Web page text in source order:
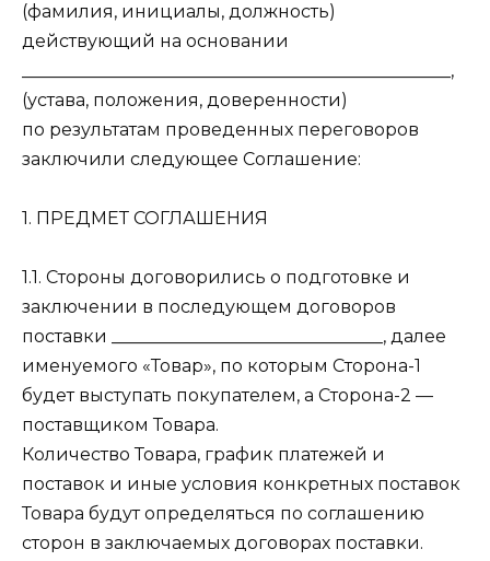
(фамилия, инициалы, должность)
действующий на основании
_________________________________________________,
(устава, положения, доверенности)
по результатам проведенных переговоров
заключили следующее Соглашение:
1. ПРЕДМЕТ СОГЛАШЕНИЯ
1.1. Стороны договорились о подготовке и
заключении в последующем договоров
поставки _______________________________, далее
именуемого «Товар», по которым Сторона-1
будет выступать покупателем, а Сторона-2 —
поставщиком Товара.
Количество Товара, график платежей и
поставок и иные условия конкретных поставок
Товара будут определяться по соглашению
сторон в заключаемых договорах поставки.